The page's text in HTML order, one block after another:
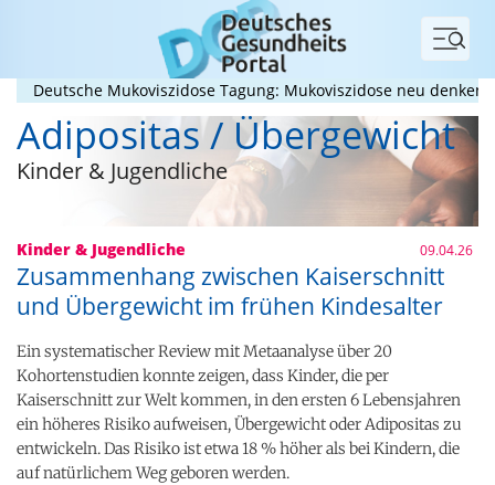
Menü
Mukoviszidose Tagung: Mukoviszidose neu denken?
Adipositas / Übergewicht
Kinder & Jugendliche
Kinder & Jugendliche 09.04.26
Zusammenhang zwischen Kaiserschnitt
und Übergewicht im frühen Kindesalter
Ein systematischer Review mit Metaanalyse über 20
Kohortenstudien konnte zeigen, dass Kinder, die per
Kaiserschnitt zur Welt kommen, in den ersten 6 Lebensjahren
ein höheres Risiko aufweisen, Übergewicht oder Adipositas zu
entwickeln. Das Risiko ist etwa 18 % höher als bei Kindern, die
auf natürlichem Weg geboren werden.